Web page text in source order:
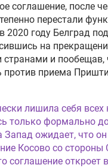
соглашение, после
перестали
году Белград
на
и пообещав,
против приема
лишила себя всех
только формально
Запад ожидает, что
Косово со стороны
соглашение откроет